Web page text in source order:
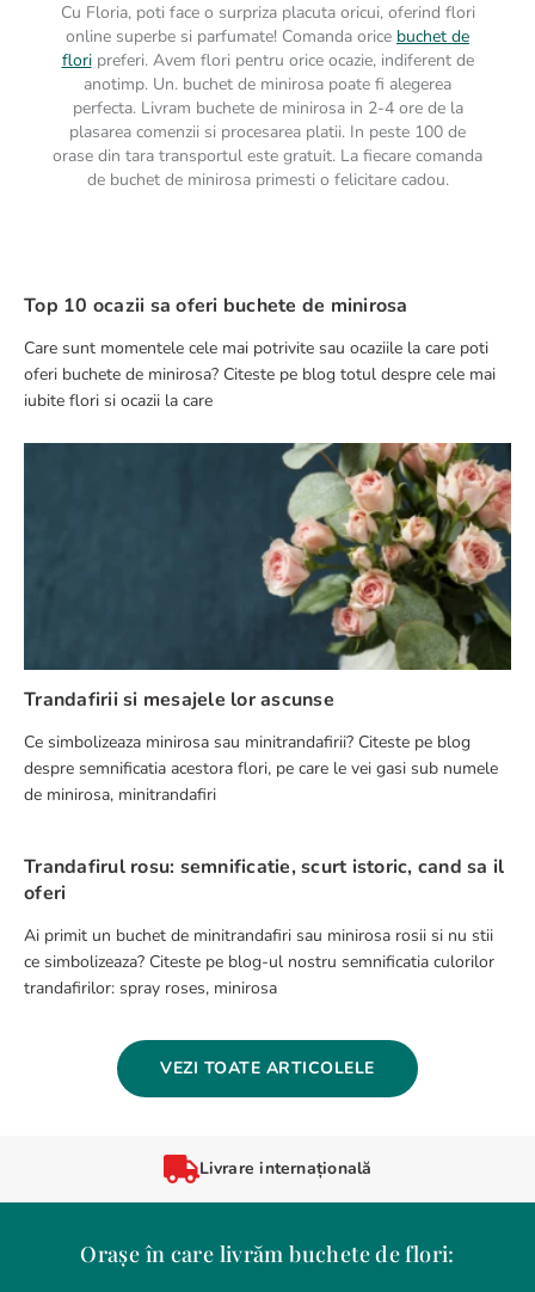
Cu Floria, poti face o surpriza placuta oricui, oferind flori
online superbe si parfumate! Comanda orice buchet de
floripreferi. Avem flori pentru orice ocazie, indiferent de
anotimp. Un. buchet de minirosa poate fi alegerea
perfecta. Livram buchete de minirosa in 2-4 ore de la
plasarea comenzii si procesarea platii. In peste 100 de
orase din tara transportul este gratuit. La fiecare comanda
de buchet de minirosa primesti o felicitare cadou.
Top 10 ocazii sa oferi buchete de minirosa
Care sunt momentele cele mai potrivite sau ocaziile la care poti
oferi buchete de minirosa? Citeste pe blog totul despre cele mai
iubite flori si ocazii la care
Trandafirii si mesajele lor ascunse
Ce simbolizeaza minirosa sau minitrandafirii? Citeste pe blog
despre semnificatia acestora flori, pe care le vei gasi sub numele
de minirosa, minitrandafiri
Trandafirul rosu: semnificatie, scurt istoric, cand sa il
oferi
Ai primit un buchet de minitrandafiri sau minirosa rosii si nu stii
ce simbolizeaza? Citeste pe blog-ul nostru semnificatia culorilor
trandafirilor: spray roses, minirosa
VEZI TOATE ARTICOLELE
Livrare internațională
Orașe în care livrăm buchete de flori: